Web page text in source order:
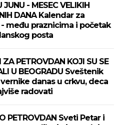
JUNU - MESEC VELIKIH
DANA Kalendar za
među praznicima i početak
posta
ZA PETROVDAN KOJI SU SE
U BEOGRADU Sveštenik
danas u crkvu, deca
radovati
PETROVDAN Sveti Petar i